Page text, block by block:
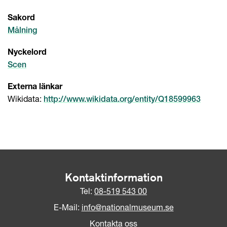
Sakord
Målning
Nyckelord
Scen
Externa länkar
Wikidata: http://www.wikidata.org/entity/Q18599963
Kontaktinformation
Tel: 08-519 543 00
E-Mail: info@nationalmuseum.se
Kontakta oss